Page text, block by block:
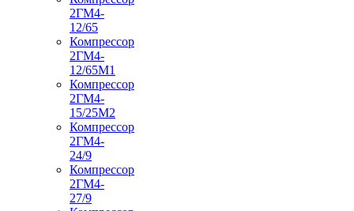
2ГМ4-
12/65
Компрессор
2ГМ4-
12/65М1
Компрессор
2ГМ4-
15/25М2
Компрессор
2ГМ4-
24/9
Компрессор
2ГМ4-
27/9